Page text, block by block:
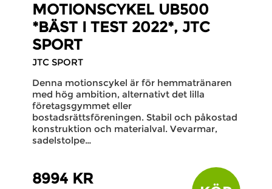
MOTIONSCYKEL UB500
*BÄST I TEST 2022*, JTC
SPORT
JTC SPORT
Denna motionscykel är för hemmatränaren
med hög ambition, alternativt det lilla
företagsgymmet eller
bostadsrättsföreningen. Stabil och påkostad
konstruktion och materialval. Vevarmar,
sadelstolpe…
8994 KR